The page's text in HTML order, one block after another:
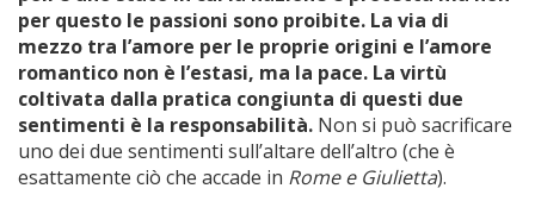
per questo le passioni sono proibite. La via di
mezzo tra l’amore per le proprie origini e l’amore
romantico non è l’estasi, ma la pace. La virtù
coltivata dalla pratica congiunta di questi due
sentimenti è la responsabilità. Non si può sacrificare
uno dei due sentimenti sull’altare dell’altro (che è
esattamente ciò che accade in Rome e Giulietta).